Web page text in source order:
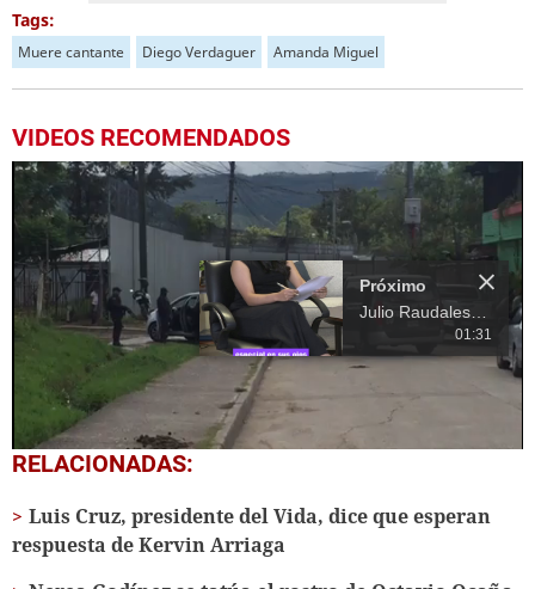
Tags:
Muere cantante Diego Verdaguer Amanda Miguel
VIDEOS RECOMENDADOS
0
of
seconds
Próximo
01:31
RELACIONADAS:
Luis Cruz, presidente del Vida, dice que esperan
respuesta de Kervin Arriaga